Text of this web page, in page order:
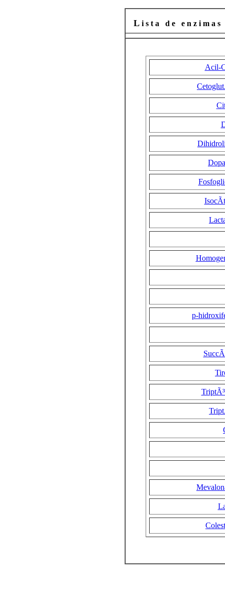
L i s t a d e e n z i m a
Acil-
p-